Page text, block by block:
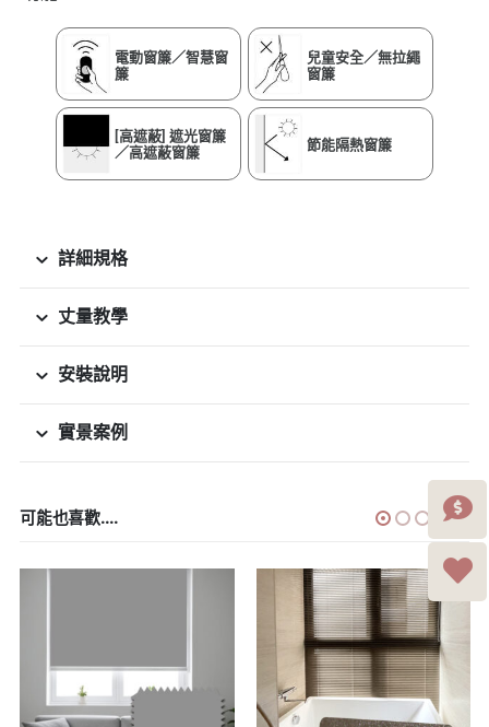
電動窗簾／智慧窗
簾
兒童安全／無拉繩
窗簾
[高遮蔽] 遮光窗簾
／高遮蔽窗簾
節能隔熱窗簾
詳細規格
丈量教學
安裝說明
實景案例
可能也喜歡....